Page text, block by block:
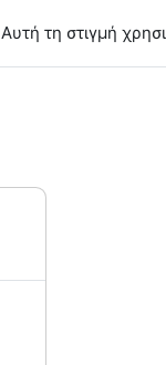
Αυτή τη στιγμή